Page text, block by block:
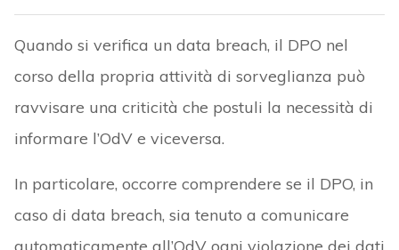
Quando si verifica un data breach, il DPO nel
corso della propria attività di sorveglianza può
ravvisare una criticità che postuli la necessità di
informare l’OdV e viceversa.
In particolare, occorre comprendere se il DPO, in
caso di data breach, sia tenuto a comunicare